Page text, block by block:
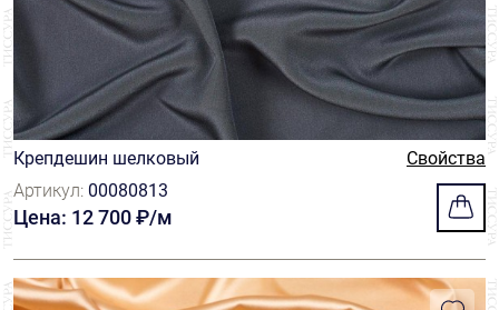
Крепдешин шелковый
Свойства
Артикул: 00080813
Цена: 12 700 ₽/м